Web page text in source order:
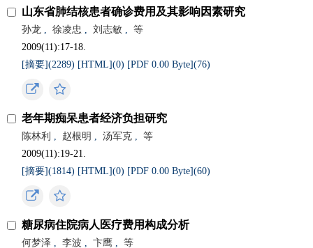
山东省肺结核患者确诊费用及其影响因素研究
孙龙 , 徐凌忠 , 刘志敏 ,
等
2009(11):17-18.
[摘要](2289) [HTML](0) [PDF 0.00 Byte](76)
老年期痴呆患者经济负担研究
陈林利 , 赵根明 , 汤军克 ,
等
2009(11):19-21.
[摘要](1814) [HTML](0) [PDF 0.00 Byte](60)
糖尿病住院病人医疗费用构成分析
何梦泽 , 李波 , 卞鹰 ,
等